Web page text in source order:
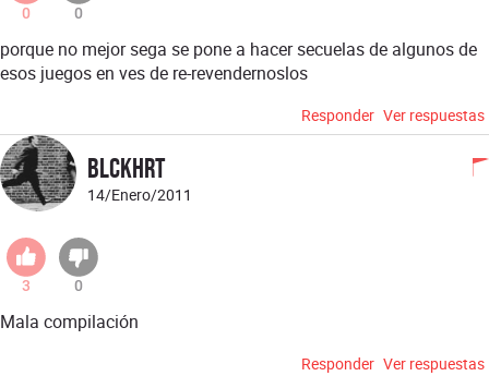
0 0
porque no mejor sega se pone a hacer secuelas de algunos de
esos juegos en ves de re-revendernoslos
Responder Ver respuestas
Blckhrt
14/Enero/2011
3 0
Mala compilación
Responder Ver respuestas